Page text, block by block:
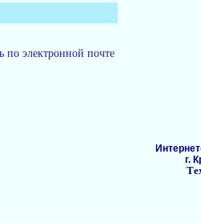
по электронной почте
г.